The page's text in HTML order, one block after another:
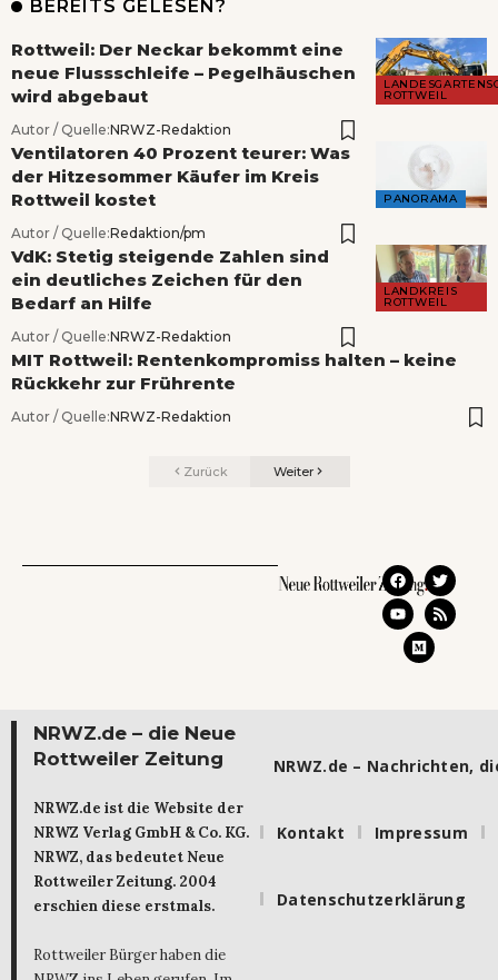
BEREITS GELESEN?
ROTTWEIL
Rottweil: Der Neckar bekommt eine
neue Flussschleife – Pegelhäuschen
wird abgebaut
Autor / Quelle:NRWZ-Redaktion
PANORAMA
Ventilatoren 40 Prozent teurer: Was
der Hitzesommer Käufer im Kreis
Rottweil kostet
Autor / Quelle:Redaktion/pm
LANDKREIS
ROTTWEIL
VdK: Stetig steigende Zahlen sind
ein deutliches Zeichen für den
Bedarf an Hilfe
Autor / Quelle:NRWZ-Redaktion
MIT Rottweil: Rentenkompromiss halten – keine
Rückkehr zur Frührente
Autor / Quelle:NRWZ-Redaktion
Zurück Weiter
NRWZ.de – die Neue
Rottweiler Zeitung
NRWZ.de ist die Website der
NRWZ Verlag GmbH & Co. KG.
NRWZ, das bedeutet Neue
Rottweiler Zeitung. 2004
erschien diese erstmals.
Rottweiler Bürger haben die
NRWZ.de – Nachrichten,
Kontakt Impressum
Datenschutzerklärung